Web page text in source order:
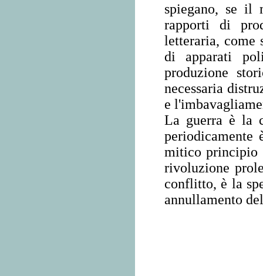
spiegano, se il
rapporti di
letteraria, come
di apparati
produzione
necessaria
e
La guerra è la
periodicamente
mitico principio
rivoluzione
conflitto, è la
annullamento